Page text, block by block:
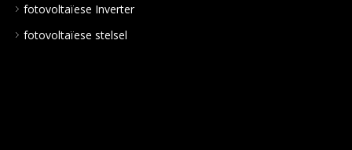
fotovoltaïese Inverter
fotovoltaïese stelsel